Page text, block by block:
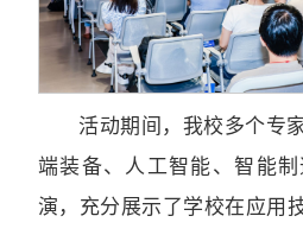
活动期间，我校多个专
端装备、人工智能、智能
演，充分展示了学校在应用